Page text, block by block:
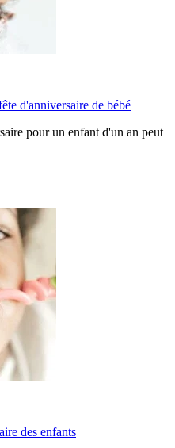
d'anniversaire de bébé
pour un enfant d'un an peut
des enfants